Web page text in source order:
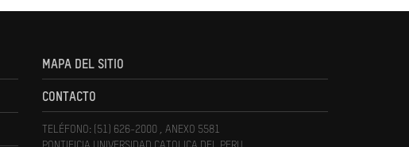
MAPA DEL SITIO
CONTACTO
TELÉFONO: (51) 626-2000 , ANEXO 5581